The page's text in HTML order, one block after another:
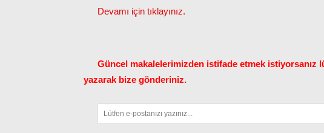
Devamı için tıklayınız.
Güncel makalelerimizden istifade etmek istiyorsanız
yazarak bize gönderiniz.